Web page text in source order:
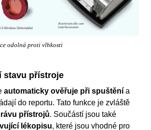
odolná proti vlhkosti
stavu přístroje
automaticky ověřuje při spuštění a
do reportu. Tato funkce je zvláště
přístrojů. Součástí jsou také
lékopisu, které jsou vhodné pro